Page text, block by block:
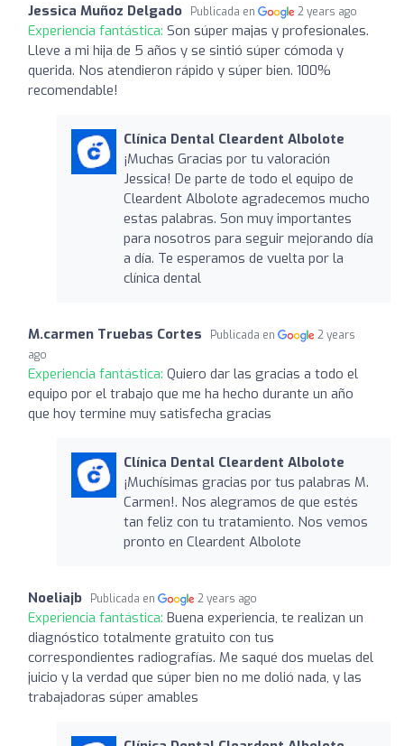
Jessica Muñoz Delgado Publicada en 2 years ago
Experiencia fantástica: Son súper majas y profesionales.
Lleve a mi hija de 5 años y se sintió súper cómoda y
querida. Nos atendieron rápido y súper bien. 100%
recomendable!
Clínica Dental Cleardent Albolote
¡Muchas Gracias por tu valoración
Jessica! De parte de todo el equipo de
Cleardent Albolote agradecemos mucho
estas palabras. Son muy importantes
para nosotros para seguir mejorando día
a día. Te esperamos de vuelta por la
clínica dental
M.carmen Truebas Cortes Publicada en
2 years
ago
Experiencia fantástica: Quiero dar las gracias a todo el
equipo por el trabajo que me ha hecho durante un año
que hoy termine muy satisfecha gracias
Clínica Dental Cleardent Albolote
¡Muchísimas gracias por tus palabras M.
Carmen!. Nos alegramos de que estés
tan feliz con tu tratamiento. Nos vemos
pronto en Cleardent Albolote
Noeliajb Publicada en 2 years ago
Experiencia fantástica: Buena experiencia, te realizan un
diagnóstico totalmente gratuito con tus
correspondientes radiografías. Me saqué dos muelas del
juicio y la verdad que súper bien no me dolió nada, y las
trabajadoras súper amables